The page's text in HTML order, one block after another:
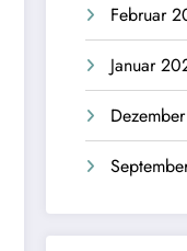
Februar
Januar